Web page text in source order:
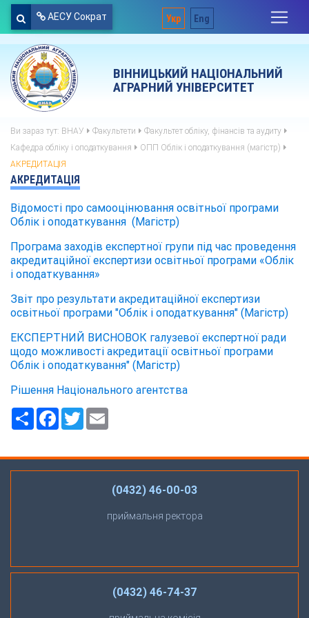
АЕСУ Сократ Укр Eng
ВІННИЦЬКИЙ НАЦІОНАЛЬНИЙ
АГРАРНИЙ УНІВЕРСИТЕТ
Ви зараз тут: ВНАУ Факультети
Факультет обліку, фінансів та аудиту
Кафедра обліку і оподаткування
ОПП Облік і оподаткування (магістр)
АКРЕДИТАЦІЯ
АКРЕДИТАЦІЯ
Відомості про самооцінювання освітньої програми
Облік і оподаткування (Магістр)
Програма заходів експертної групи під час проведення
акредитаційної експертизи освітньої програми «Облік
і оподаткування»
Звіт про результати акредитаційної експертизи
освітньої програми "Облік і оподаткування" (Магістр)
ЕКСПЕРТНИЙ ВИСНОВОК галузевої експертної ради
щодо можливості акредитації освітньої програми
Облік і оподаткування" (Магістр)
Рішення Національного агентства
РесурсFacebook
Twitter
(0432) 46-00-03
приймальня ректора
(0432) 46-74-37